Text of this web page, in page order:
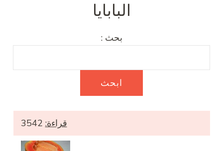
البابايا
بحث :
قراءة: